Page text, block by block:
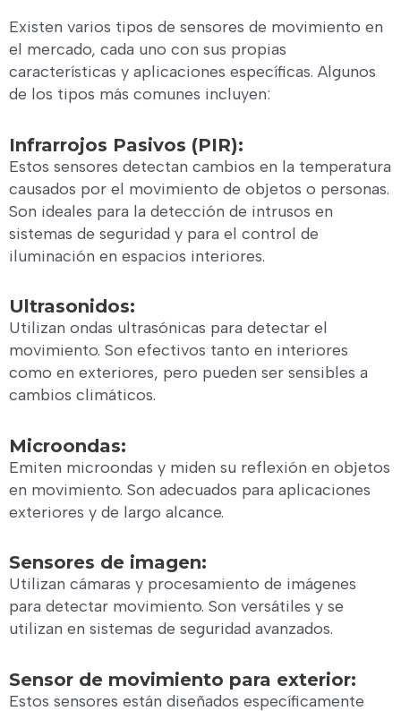
Existen varios tipos de sensores de movimiento en
el mercado, cada uno con sus propias
características y aplicaciones específicas. Algunos
de los tipos más comunes incluyen:
Infrarrojos Pasivos (PIR):
Estos sensores detectan cambios en la temperatura
causados por el movimiento de objetos o personas.
Son ideales para la detección de intrusos en
sistemas de seguridad y para el control de
iluminación en espacios interiores.
Ultrasonidos:
Utilizan ondas ultrasónicas para detectar el
movimiento. Son efectivos tanto en interiores
como en exteriores, pero pueden ser sensibles a
cambios climáticos.
Microondas:
Emiten microondas y miden su reflexión en objetos
en movimiento. Son adecuados para aplicaciones
exteriores y de largo alcance.
Sensores de imagen:
Utilizan cámaras y procesamiento de imágenes
para detectar movimiento. Son versátiles y se
utilizan en sistemas de seguridad avanzados.
Sensor de movimiento para exterior:
Estos sensores están diseñados específicamente